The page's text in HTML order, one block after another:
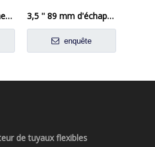
Pinces d'échappement 5 pouces Putain de tuyau d'échappement Connexion en acier inoxydable en acier inoxydable pour la voiture 3,5 '' 89 mm d'échappement de la bande o pince 304 acier inoxydable
enquête
de tuyaux flexibles